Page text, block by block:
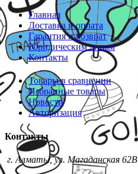
Главная
Доставка и оплата
Гарантия и возврат
Юридическим лицам
Контакты
Товары в сравнении
Избранные товары
Новости
Авторизация
Контакты
г. Алматы, ул. Магаданская 62В